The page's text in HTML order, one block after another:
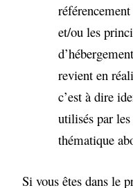
et/ou les
revient en
c’est à dire
utilisés par
thématique
Si vous êtes dans le